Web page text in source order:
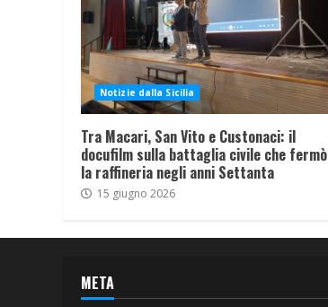
Notizie dalla Sicilia
Tra Macari, San Vito e Custonaci: il
docufilm sulla battaglia civile che fermò
la raffineria negli anni Settanta
15 giugno 2026
META